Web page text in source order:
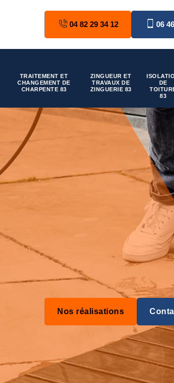
04 82 29 34 12 06
TRAITEMENT ET
CHANGEMENT DE
CHARPENTE 83
ZINGUEUR ET
TRAVAUX DE
ZINGUERIE 83
DE
83
Nos réalisations